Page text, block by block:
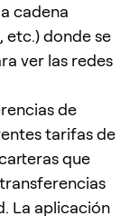
cadena
etc.) donde se
ver las redes
de
tarifas de
que
La aplicación